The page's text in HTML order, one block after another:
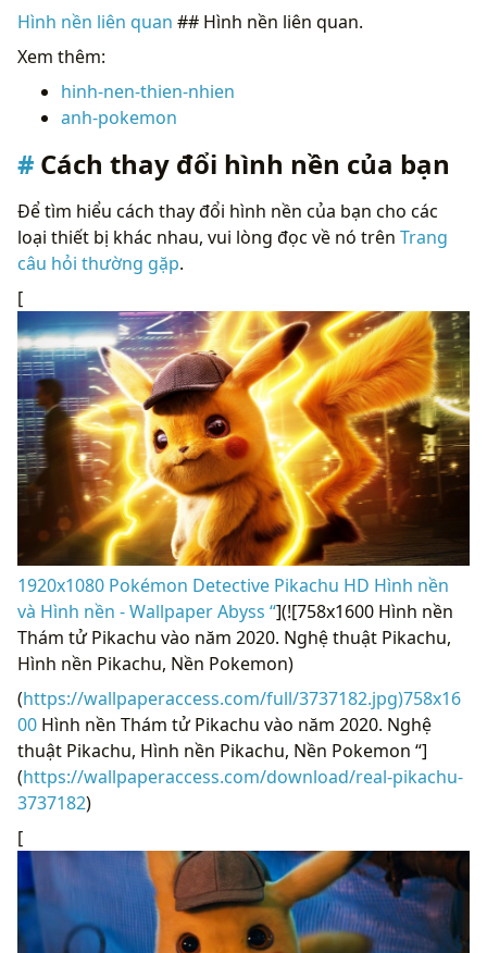
Hình nền liên quan ## Hình nền liên quan.
Xem thêm:
hinh-nen-thien-nhien
anh-pokemon
Cách thay đổi hình nền của bạn
Để tìm hiểu cách thay đổi hình nền của bạn cho các
loại thiết bị khác nhau, vui lòng đọc về nó trên Trang
câu hỏi thường gặp.
[
1920x1080 Pokémon Detective Pikachu HD Hình nền
và Hình nền - Wallpaper Abyss “](![758x1600 Hình nền
Thám tử Pikachu vào năm 2020. Nghệ thuật Pikachu,
Hình nền Pikachu, Nền Pokemon)
(https://wallpaperaccess.com/full/3737182.jpg)758x16
00 Hình nền Thám tử Pikachu vào năm 2020. Nghệ
thuật Pikachu, Hình nền Pikachu, Nền Pokemon “]
(https://wallpaperaccess.com/download/real-pikachu-
3737182)
[